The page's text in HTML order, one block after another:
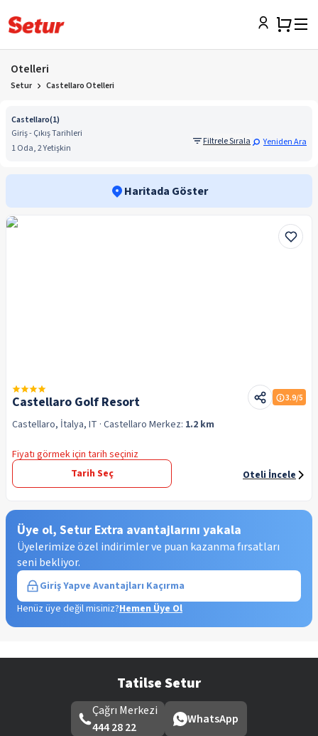
Otelleri
Setur Castellaro Otelleri
Castellaro(1)
Giriş - Çıkış Tarihleri
1 Oda, 2 Yetişkin
Filtrele Sırala Yeniden Ara
Haritada Göster
Castellaro Golf Resort 3.9/5
Castellaro, İtalya, IT · Castellaro Merkez: 1.2 km
Fiyatı görmek için tarih seçiniz
Tarih Seç
Oteli İncele
Üye ol, Setur Extra avantajlarını yakala
Üyelerimize özel indirimler ve puan kazanma fırsatları
seni bekliyor.
Giriş Yapve Avantajları Kaçırma
Henüz üye değil misiniz?Hemen Üye Ol
Tatilse Setur
Çağrı Merkezi
444 28 22
WhatsApp